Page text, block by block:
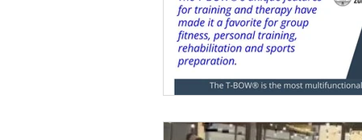
Science